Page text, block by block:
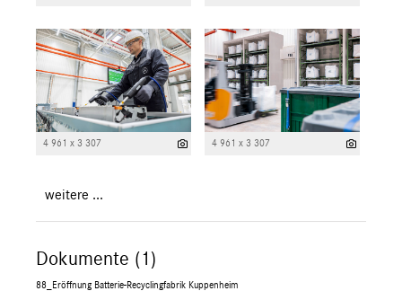
4 961 x 3 307 4 961 x 3 307
weitere ...
Dokumente (1)
88_Eröffnung Batterie-Recyclingfabrik Kuppenheim